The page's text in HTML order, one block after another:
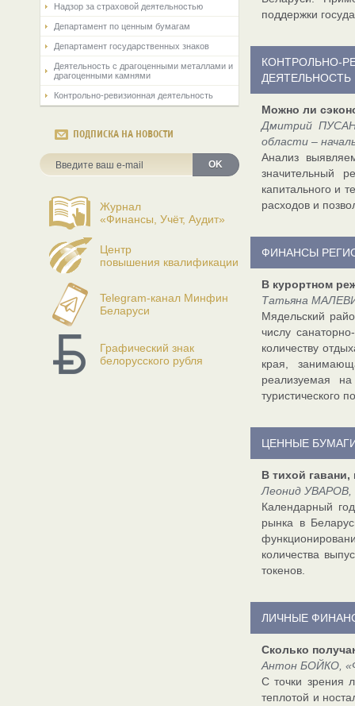
Надзор за страховой деятельностью
Департамент по ценным бумагам
Департамент государственных знаков
Деятельность с драгоценными металлами и
драгоценными камнями
Контрольно-ревизионная деятельность
ПОДПИСКА НА НОВОСТИ
OK
Журнал
«Финансы, Учёт, Аудит»
Центр
повышения квалификации
Telegram-канал Минфин
Беларуси
Графический знак
белорусского рубля
поддержки
КОНТРОЛЬНО-
ДЕЯТЕЛЬНОСТЬ
Можно ли
Дмитрий ПУСАН,
области –
Анализ
значительный
капитального и
расходов и
ФИНАНСЫ
В курортном
Татьяна
Мядельский
числу
количеству
края,
реализуемая
туристического
ЦЕННЫЕ
В тихой
Леонид УВАРОВ,
Календарный
рынка в
количества
токенов.
ЛИЧНЫЕ
Сколько
Антон БОЙКО,
С точки зрения
теплотой и